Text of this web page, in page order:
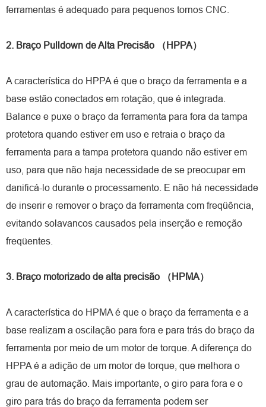
ferramentas é adequado para pequenos tornos CNC.
2. Braço Pulldown de Alta Precisão （HPPA）
A característica do HPPA é que o braço da ferramenta e a
base estão conectados em rotação, que é integrada.
Balance e puxe o braço da ferramenta para fora da tampa
protetora quando estiver em uso e retraia o braço da
ferramenta para a tampa protetora quando não estiver em
uso, para que não haja necessidade de se preocupar em
danificá-lo durante o processamento. E não há necessidade
de inserir e remover o braço da ferramenta com freqüência,
evitando solavancos causados pela inserção e remoção
freqüentes.
3. Braço motorizado de alta precisão （HPMA）
A característica do HPMA é que o braço da ferramenta e a
base realizam a oscilação para fora e para trás do braço da
ferramenta por meio de um motor de torque. A diferença do
HPPA é a adição de um motor de torque, que melhora o
grau de automação. Mais importante, o giro para fora e o
giro para trás do braço da ferramenta podem ser